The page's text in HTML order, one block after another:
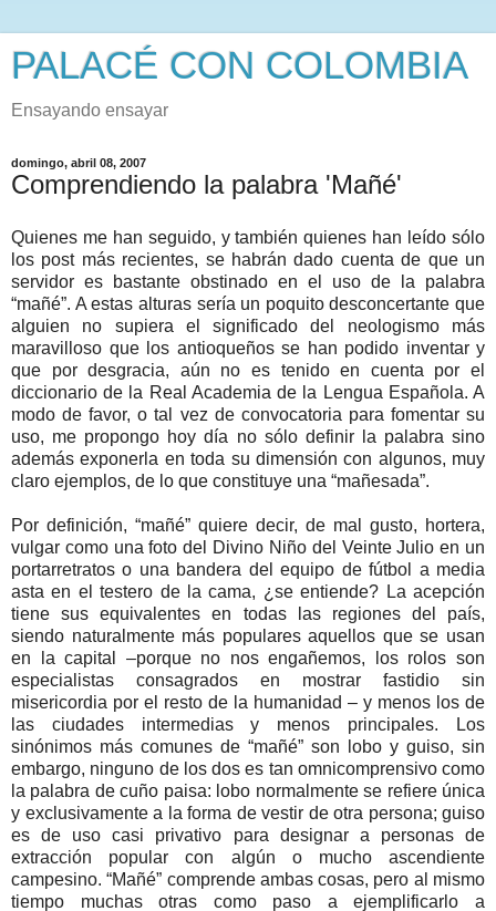
PALACÉ CON COLOMBIA
Ensayando ensayar
domingo, abril 08, 2007
Comprendiendo la palabra 'Mañé'
Quienes me han seguido, y también quienes han leído sólo
los post más recientes, se habrán dado cuenta de que un
servidor es bastante obstinado en el uso de la palabra
“mañé”. A estas alturas sería un poquito desconcertante que
alguien no supiera el significado del neologismo más
maravilloso que los antioqueños se han podido inventar y
que por desgracia, aún no es tenido en cuenta por el
diccionario de la Real Academia de la Lengua Española. A
modo de favor, o tal vez de convocatoria para fomentar su
uso, me propongo hoy día no sólo definir la palabra sino
además exponerla en toda su dimensión con algunos, muy
claro ejemplos, de lo que constituye una “mañesada”.
Por definición, “mañé” quiere decir, de mal gusto, hortera,
vulgar como una foto del Divino Niño del Veinte Julio en un
portarretratos o una bandera del equipo de fútbol a media
asta en el testero de la cama, ¿se entiende? La acepción
tiene sus equivalentes en todas las regiones del país,
siendo naturalmente más populares aquellos que se usan
en la capital –porque no nos engañemos, los rolos son
especialistas consagrados en mostrar fastidio sin
misericordia por el resto de la humanidad – y menos los de
las ciudades intermedias y menos principales. Los
sinónimos más comunes de “mañé” son lobo y guiso, sin
embargo, ninguno de los dos es tan omnicomprensivo como
la palabra de cuño paisa: lobo normalmente se refiere única
y exclusivamente a la forma de vestir de otra persona; guiso
es de uso casi privativo para designar a personas de
extracción popular con algún o mucho ascendiente
campesino. “Mañé” comprende ambas cosas, pero al mismo
tiempo muchas otras como paso a ejemplificarlo a